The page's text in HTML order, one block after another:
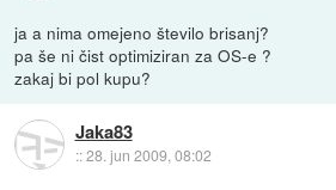
ja a nima omejeno število brisanj?
pa še ni čist optimiziran za OS-e ?
zakaj bi pol kupu?
Jaka83
::28. jun 2009, 08:02